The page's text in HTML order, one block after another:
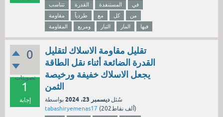
تتناسب القدرة المستنفدة
في
مقاومة
طردياً مع كل
من
المقاومة
ومربع التيار المار فيها
0
تصويتات
1
إجابة
تقليل مقاومة الاسلاك لتقليل
القدرة الضائعة أثناء نقل الطاقة
يجعل الاسلاك خفيفة ورخيصة
الثمن
سُئل ديسمبر 23، 2024
بواسطة
tabashiryemenas17 ( 202ألف نقاط)